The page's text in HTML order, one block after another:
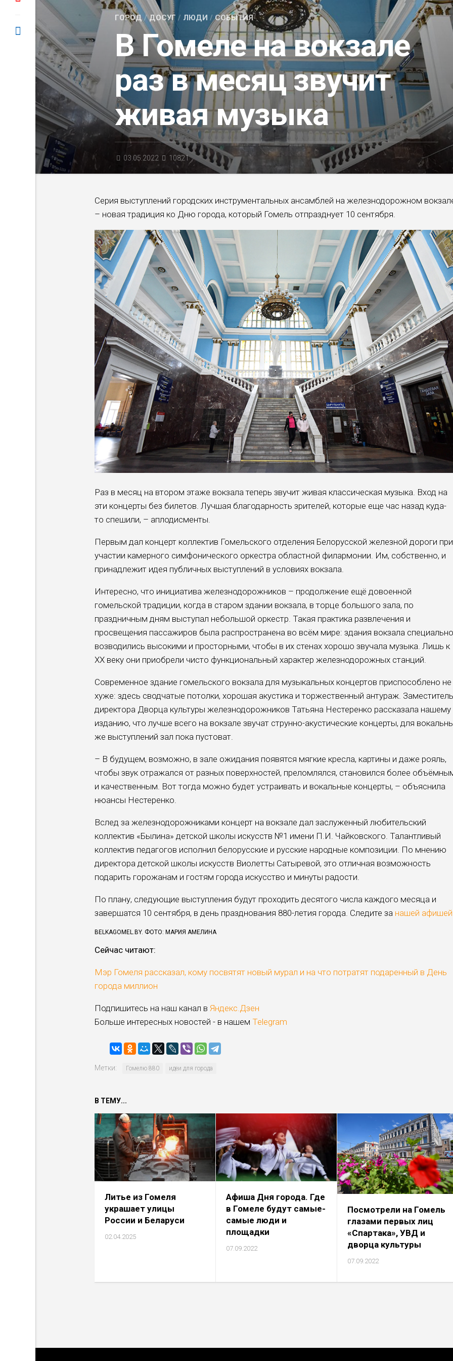
ГОРОД/ДОСУГ / ЛЮДИ /СОБЫТИЯ
В Гомеле на вокзале
раз в месяц звучит
живая музыка
03.05.2022 10821
Серия выступлений городских инструментальных ансамблей на железнодорожном
– новая традиция ко Дню города, который Гомель отпразднует 10 сентября.
Раз в месяц на втором этаже вокзала теперь звучит живая классическая музыка. Вход на
эти концерты без билетов. Лучшая благодарность зрителей, которые еще час назад куда-
то спешили, – аплодисменты.
Первым дал концерт коллектив Гомельского отделения Белорусской железной дороги при
участии камерного симфонического оркестра областной филармонии. Им, собственно, и
принадлежит идея публичных выступлений в условиях вокзала.
Интересно, что инициатива железнодорожников – продолжение ещё довоенной
гомельской традиции, когда в старом здании вокзала, в торце большого зала, по
праздничным дням выступал небольшой оркестр. Такая практика развлечения и
просвещения пассажиров была распространена во всём мире: здания вокзала специально
возводились высокими и просторными, чтобы в их стенах хорошо звучала музыка. Лишь к
ХХ веку они приобрели чисто функциональный характер железнодорожных станций.
Современное здание гомельского вокзала для музыкальных концертов приспособлено не
хуже: здесь сводчатые потолки, хорошая акустика и торжественный антураж. Заместитель
директора Дворца культуры железнодорожников Татьяна Нестеренко рассказала нашему
изданию, что лучше всего на вокзале звучат струнно-акустические концерты, для
же выступлений зал пока пустоват.
– В будущем, возможно, в зале ожидания появятся мягкие кресла, картины и даже рояль,
чтобы звук отражался от разных поверхностей, преломлялся, становился более
и качественным. Вот тогда можно будет устраивать и вокальные концерты, – объяснила
нюансы Нестеренко.
Вслед за железнодорожниками концерт на вокзале дал заслуженный любительский
коллектив «Былина» детской школы искусств №1 имени П.И. Чайковского. Талантливый
коллектив педагогов исполнил белорусские и русские народные композиции. По мнению
директора детской школы искусств Виолетты Сатыревой, это отличная возможность
подарить горожанам и гостям города искусство и минуты радости.
По плану, следующие выступления будут проходить десятого числа каждого месяца и
завершатся 10 сентября, в день празднования 880-летия города. Следите за нашей афишей
BELKAGOMEL.BY. ФОТО: МАРИЯ АМЕЛИНА
Сейчас читают:
Мэр Гомеля рассказал, кому посвятят новый мурал и на что потратят подаренный в День
города миллион
Подпишитесь на наш канал в Яндекс.Дзен
Больше интересных новостей - в нашем Telegram
Метки: Гомелю 880 идеи для города
В ТЕМУ...
Литье из Гомеля
украшает улицы
России и Беларуси
02.04.2025
Афиша Дня города. Где
в Гомеле будут самые-
самые люди и
площадки
07.09.2022
Посмотрели на Гомель
глазами первых лиц
«Спартака», УВД и
дворца культуры
07.09.2022